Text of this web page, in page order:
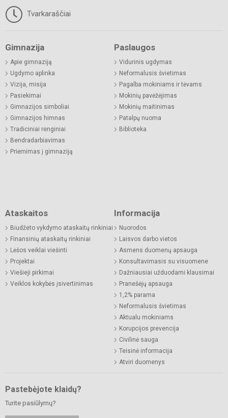
Tvarkaraščiai
Gimnazija
Apie gimnaziją
Ugdymo aplinka
Vizija, misija
Pasiekimai
Gimnazijos simboliai
Gimnazijos himnas
Tradiciniai renginiai
Bendradarbiavimas
Priėmimas į gimnaziją
Paslaugos
Vidurinis ugdymas
Neformalusis švietimas
Pagalba mokiniams ir tėvams
Mokinių pavėžėjimas
Mokinių maitinimas
Patalpų nuoma
Biblioteka
Ataskaitos
Biudžeto vykdymo ataskaitų rinkiniai
Finansinių ataskaitų rinkiniai
Lėšos veiklai viešinti
Projektai
Viešieji pirkimai
Veiklos kokybės įsivertinimas
Informacija
Nuorodos
Laisvos darbo vietos
Asmens duomenų apsauga
Konsultavimasis su visuomene
Dažniausiai užduodami klausimai
Pranešėjų apsauga
1,2% parama
Neformalusis švietimas
Aktualu mokiniams
Korupcijos prevencija
Civilinė sauga
Teisinė informacija
Atviri duomenys
Pastebėjote klaidų?
Turite pasiūlymų?